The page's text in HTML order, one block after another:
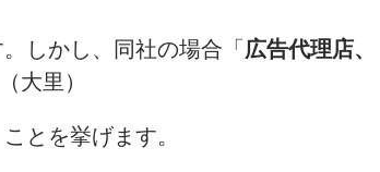
しかし、同社の場合「 広告代理店、
大里）
とを挙げます。